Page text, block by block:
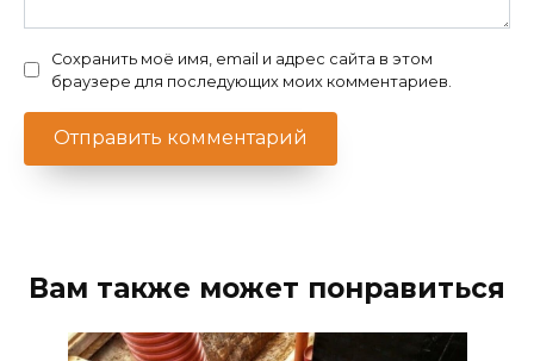
Сохранить моё имя, email и адрес сайта в этом
браузере для последующих моих комментариев.
Вам также может понравиться